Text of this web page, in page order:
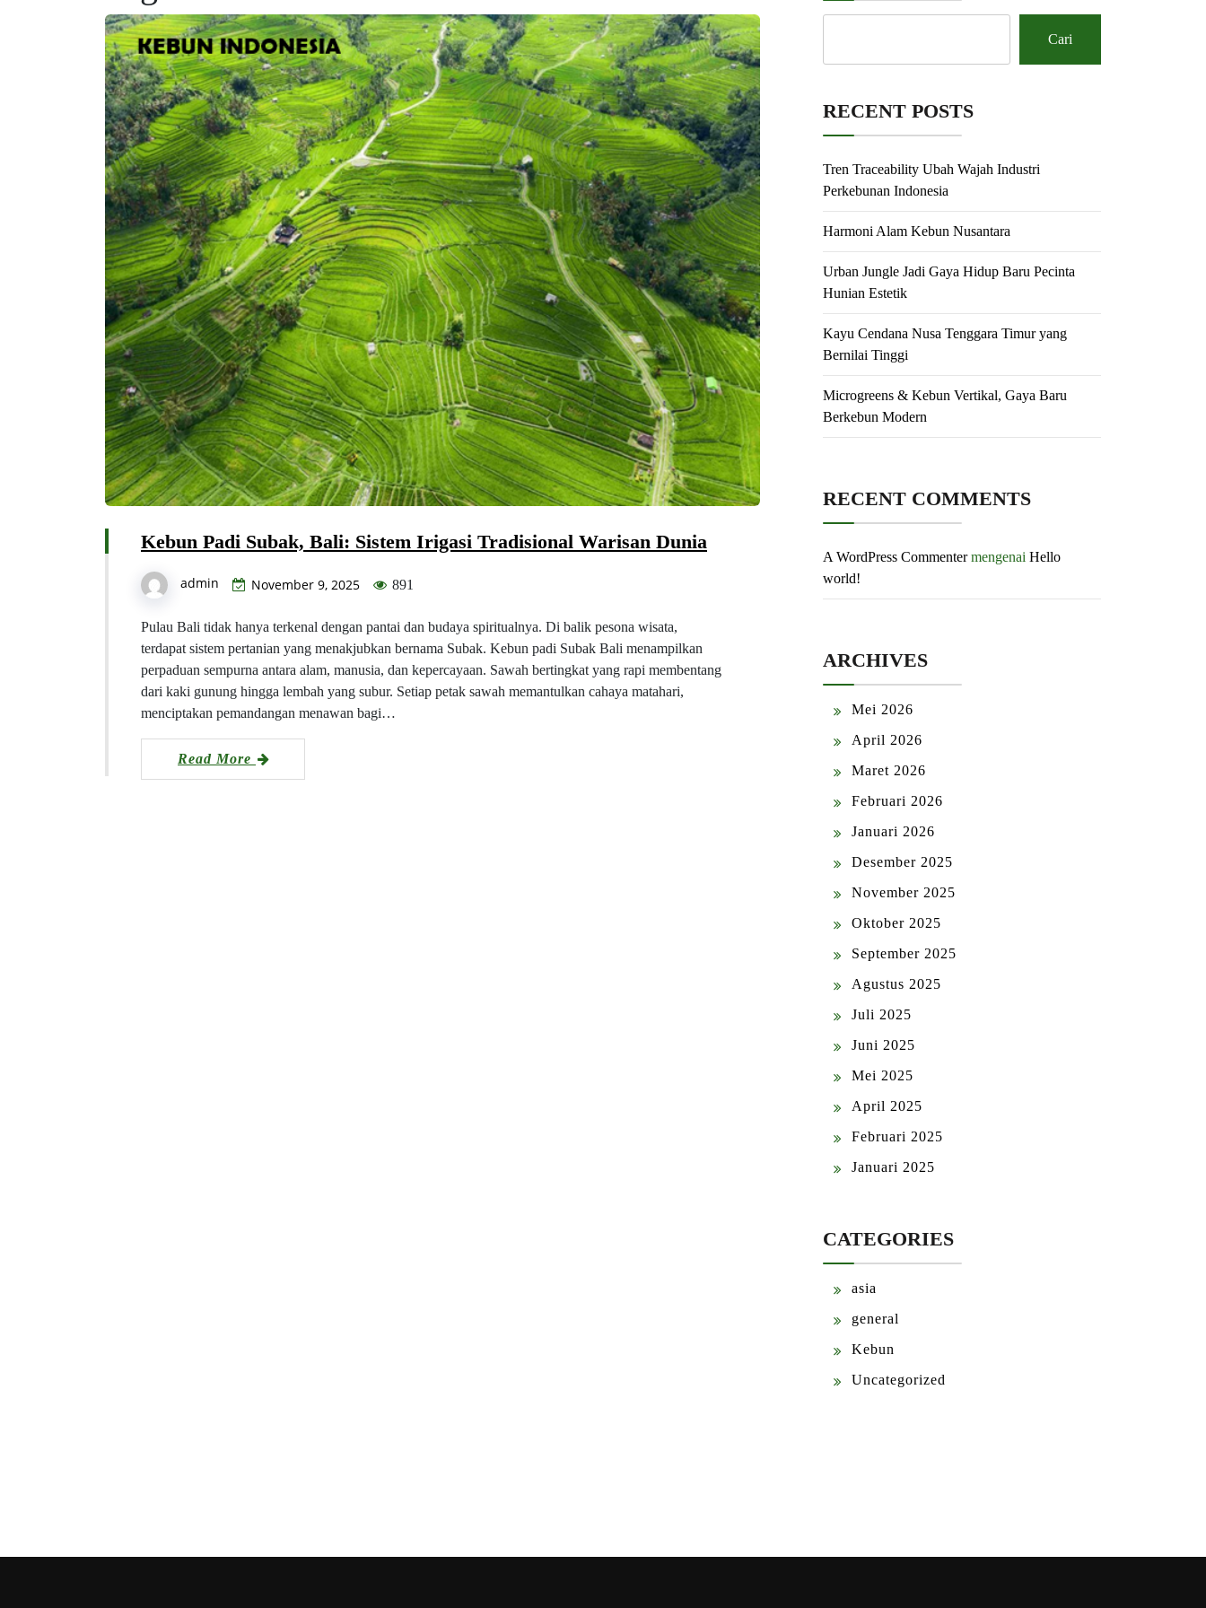
Kebun Padi Subak, Bali: Sistem Irigasi Tradisional Warisan Dunia
admin November 9, 2025 891
Pulau Bali tidak hanya terkenal dengan pantai dan budaya spiritualnya. Di balik pesona wisata,
terdapat sistem pertanian yang menakjubkan bernama Subak. Kebun padi Subak Bali menampilkan
perpaduan sempurna antara alam, manusia, dan kepercayaan. Sawah bertingkat yang rapi membentang
dari kaki gunung hingga lembah yang subur. Setiap petak sawah memantulkan cahaya matahari,
menciptakan pemandangan menawan bagi…
Read More
Cari
RECENT POSTS
Tren Traceability Ubah Wajah Industri
Perkebunan Indonesia
Harmoni Alam Kebun Nusantara
Urban Jungle Jadi Gaya Hidup Baru Pecinta
Hunian Estetik
Kayu Cendana Nusa Tenggara Timur yang
Bernilai Tinggi
Microgreens & Kebun Vertikal, Gaya Baru
Berkebun Modern
RECENT COMMENTS
A WordPress Commentermengenai Hello
world!
ARCHIVES
Mei 2026
April 2026
Maret 2026
Februari 2026
Januari 2026
Desember 2025
November 2025
Oktober 2025
September 2025
Agustus 2025
Juli 2025
Juni 2025
Mei 2025
April 2025
Februari 2025
Januari 2025
CATEGORIES
asia
general
Kebun
Uncategorized